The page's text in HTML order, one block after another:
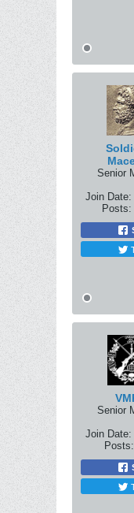
Senior
Join Date:
Posts:
Senior
Join Date:
Posts: